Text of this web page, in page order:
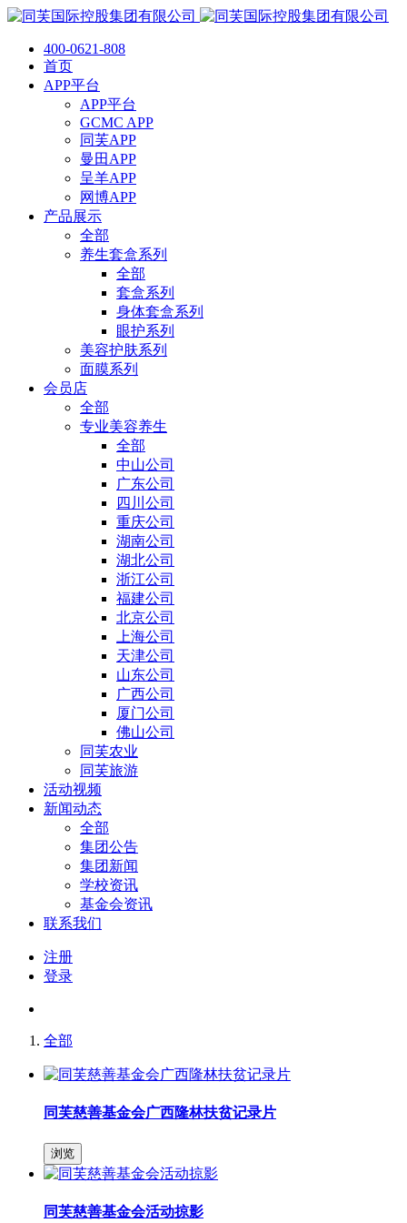
400-0621-808
首页
APP平台
APP平台
GCMC APP
同芙APP
曼田APP
呈羊APP
网博APP
产品展示
全部
养生套盒系列
全部
套盒系列
身体套盒系列
眼护系列
美容护肤系列
面膜系列
会员店
全部
专业美容养生
全部
中山公司
广东公司
四川公司
重庆公司
湖南公司
湖北公司
浙江公司
福建公司
北京公司
上海公司
天津公司
山东公司
广西公司
厦门公司
佛山公司
同芙农业
同芙旅游
活动视频
新闻动态
全部
集团公告
集团新闻
学校资讯
基金会资讯
联系我们
注册
登录
全部
同芙慈善基金会广西隆林扶贫记录片
浏览
同芙慈善基金会活动掠影